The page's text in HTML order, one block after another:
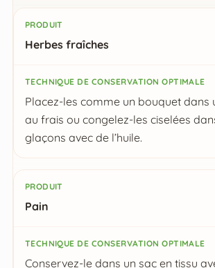
Herbes fraîches
Placez-les comme un bouquet dans
au frais ou congelez-les ciselées
glaçons avec de l’huile.
Pain
Conservez-le dans un sac en tissu